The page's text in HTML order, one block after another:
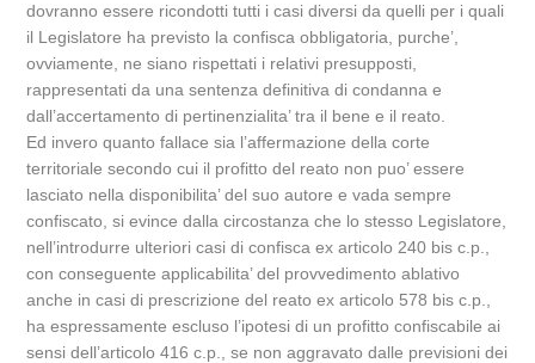
dovranno essere ricondotti tutti i casi diversi da quelli per i quali
il Legislatore ha previsto la confisca obbligatoria, purche’,
ovviamente, ne siano rispettati i relativi presupposti,
rappresentati da una sentenza definitiva di condanna e
dall’accertamento di pertinenzialita’ tra il bene e il reato.
Ed invero quanto fallace sia l’affermazione della corte
territoriale secondo cui il profitto del reato non puo’ essere
lasciato nella disponibilita’ del suo autore e vada sempre
confiscato, si evince dalla circostanza che lo stesso Legislatore,
nell’introdurre ulteriori casi di confisca ex articolo 240 bis c.p.,
con conseguente applicabilita’ del provvedimento ablativo
anche in casi di prescrizione del reato ex articolo 578 bis c.p.,
ha espressamente escluso l’ipotesi di un profitto confiscabile ai
sensi dell’articolo 416 c.p., se non aggravato dalle previsioni dei